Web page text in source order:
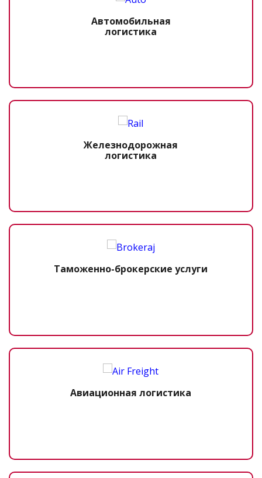
Автомобильная
логистика
Железнодорожная
логистика
Таможенно-брокерские услуги
Авиационная логистика